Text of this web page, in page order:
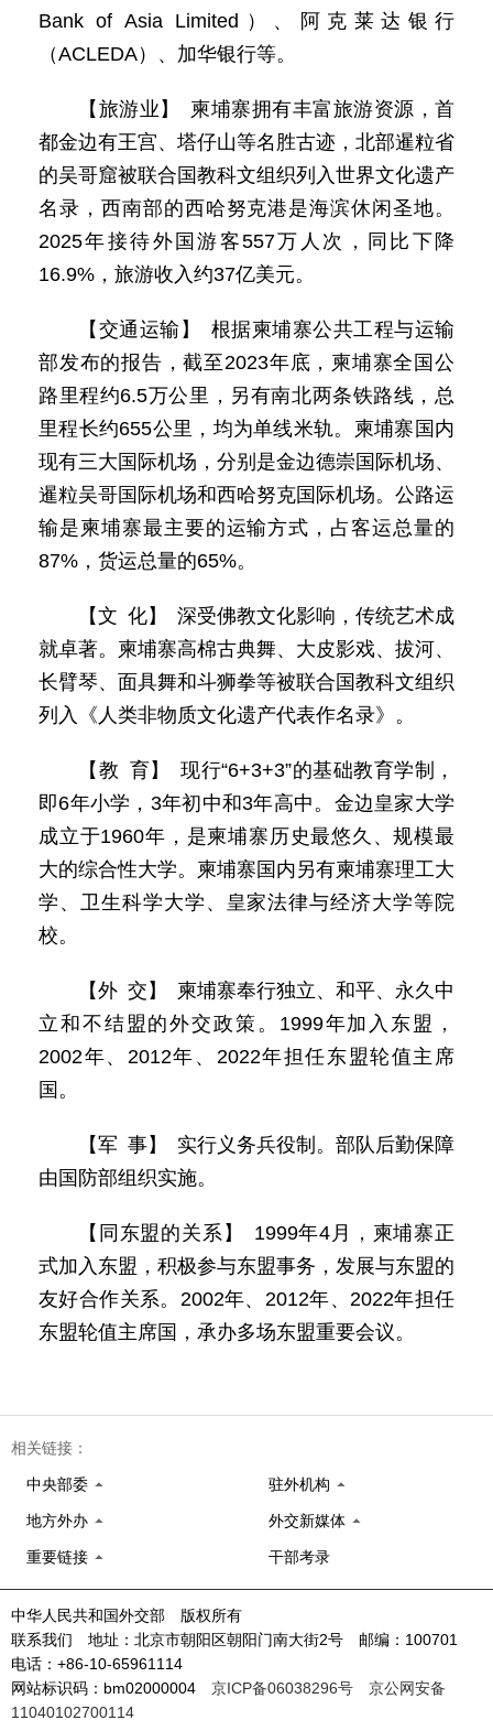
Bank of Asia Limited）、阿克莱达银行
（ACLEDA）、加华银行等。
【旅游业】 柬埔寨拥有丰富旅游资源，首
都金边有王宫、塔仔山等名胜古迹，北部暹粒省
的吴哥窟被联合国教科文组织列入世界文化遗产
名录，西南部的西哈努克港是海滨休闲圣地。
2025年接待外国游客557万人次，同比下降
16.9%，旅游收入约37亿美元。
【交通运输】 根据柬埔寨公共工程与运输
部发布的报告，截至2023年底，柬埔寨全国公
路里程约6.5万公里，另有南北两条铁路线，总
里程长约655公里，均为单线米轨。柬埔寨国内
现有三大国际机场，分别是金边德崇国际机场、
暹粒吴哥国际机场和西哈努克国际机场。公路运
输是柬埔寨最主要的运输方式，占客运总量的
87%，货运总量的65%。
【文 化】 深受佛教文化影响，传统艺术成
就卓著。柬埔寨高棉古典舞、大皮影戏、拔河、
长臂琴、面具舞和斗狮拳等被联合国教科文组织
列入《人类非物质文化遗产代表作名录》。
【教 育】 现行“6+3+3”的基础教育学制，
即6年小学，3年初中和3年高中。金边皇家大学
成立于1960年，是柬埔寨历史最悠久、规模最
大的综合性大学。柬埔寨国内另有柬埔寨理工大
学、卫生科学大学、皇家法律与经济大学等院
校。
【外 交】 柬埔寨奉行独立、和平、永久中
立和不结盟的外交政策。1999年加入东盟，
2002年、2012年、2022年担任东盟轮值主席
国。
【军 事】 实行义务兵役制。部队后勤保障
由国防部组织实施。
【同东盟的关系】 1999年4月，柬埔寨正
式加入东盟，积极参与东盟事务，发展与东盟的
友好合作关系。2002年、2012年、2022年担任
东盟轮值主席国，承办多场东盟重要会议。
相关链接：
中央部委 驻外机构
地方外办 外交新媒体
重要链接 干部考录
中华人民共和国外交部 版权所有
联系我们 地址：北京市朝阳区朝阳门南大街2号 邮编：100701
电话：+86-10-65961114
网站标识码：bm02000004 京ICP备06038296号
京公网安备
11040102700114